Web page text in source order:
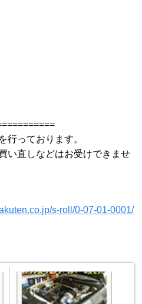
行っております。
い直しなどはお受けできませ
s-roll/0-07-01-0001/